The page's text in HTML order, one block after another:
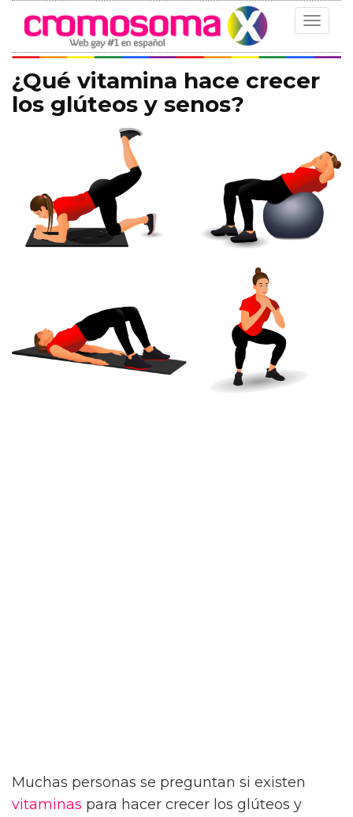
Toggle
¿Qué vitamina hace crecer
los glúteos y senos?
Muchas personas se preguntan si existen
vitaminas para hacer crecer los glúteos y